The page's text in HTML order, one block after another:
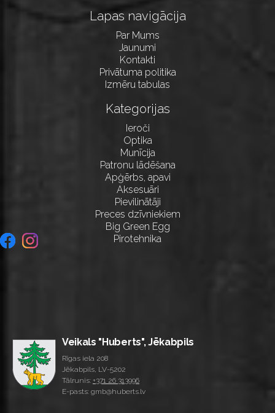
Lapas navigācija
Par Mums
Jaunumi
Kontakti
Privātuma politika
Izmēru tabulas
Kategorijas
Ieroči
Optika
Munīcija
Patronu lādēšana
Apģērbs, apavi
Aksesuāri
Pievilinātāji
Preces dzīvniekiem
Big Green Egg
Pirotehnika
Veikals "Huberts", Jēkabpils
Rīgas iela 208
Jēkabpils, LV-5202
Tālrunis: +371 26 313996
E-pasts: gmb@huberts.lv